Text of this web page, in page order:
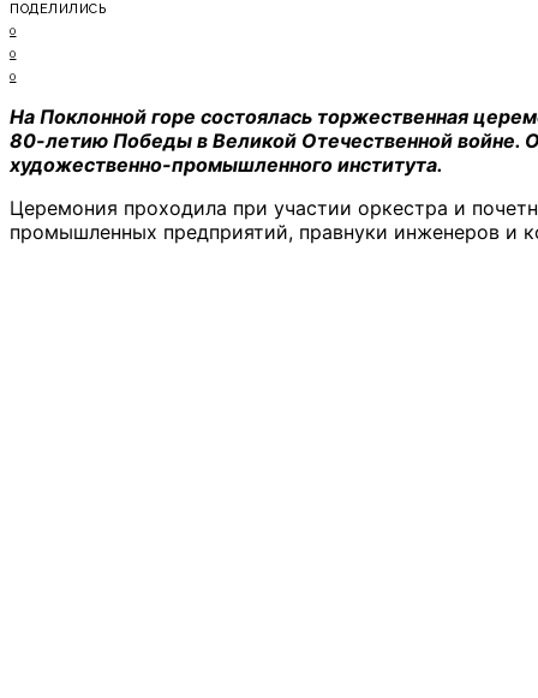
ПОДЕЛИЛИСЬ
0
0
0
На Поклонной горе состоялась торжественная
80-летию Победы в Великой Отечественной войне.
художественно-промышленного института.
Церемония проходила при участии оркестра и
промышленных предприятий, правнуки инженеров и